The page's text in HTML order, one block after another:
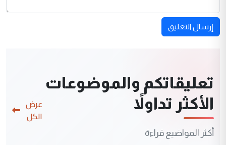
إرسال التعليق
تعليقاتكم والموضوعات
الأكثر تداولاً
أكثر المواضيع قراءة
عرض
الكل